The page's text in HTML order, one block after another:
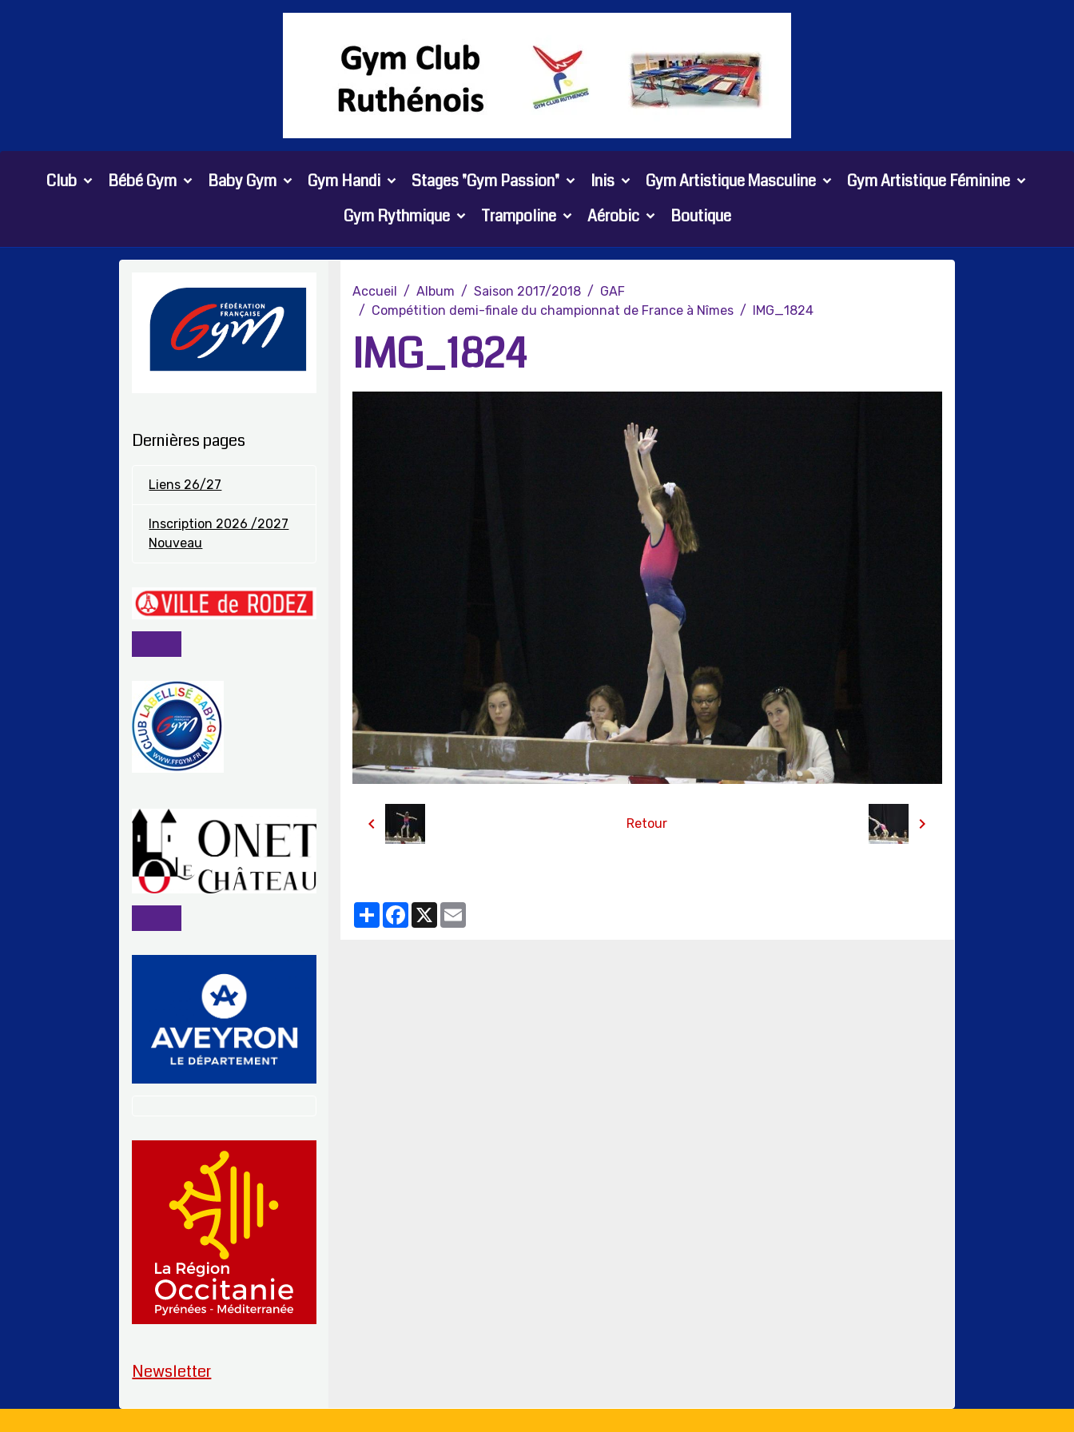
Club Bébé Gym Baby Gym Gym Handi Stages "Gym Passion" Inis Gym Artistique Masculine
Gym Artistique Féminine
Gym Rythmique
Trampoline Aérobic Boutique
Accueil Album Saison 2017/2018
GAF
Compétition demi-finale du championnat de France à Nîmes
IMG_1824
IMG_1824
Retour
PartagerFacebook
X
Dernières pages
Liens 26/27
Inscription 2026 /2027
Nouveau
Newsletter